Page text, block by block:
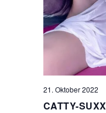
21. Oktober 2022
CATTY-SUXX